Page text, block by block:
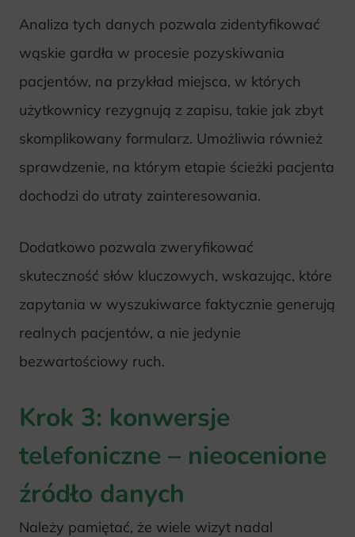
Analiza tych danych pozwala zidentyfikować
wąskie gardła w procesie pozyskiwania
pacjentów, na przykład miejsca, w których
użytkownicy rezygnują z zapisu, takie jak zbyt
skomplikowany formularz. Umożliwia również
sprawdzenie, na którym etapie ścieżki pacjenta
dochodzi do utraty zainteresowania.
Dodatkowo pozwala zweryfikować
skuteczność słów kluczowych, wskazując, które
zapytania w wyszukiwarce faktycznie generują
realnych pacjentów, a nie jedynie
bezwartościowy ruch.
Krok 3: konwersje
telefoniczne – nieocenione
źródło danych
Należy pamiętać, że wiele wizyt nadal